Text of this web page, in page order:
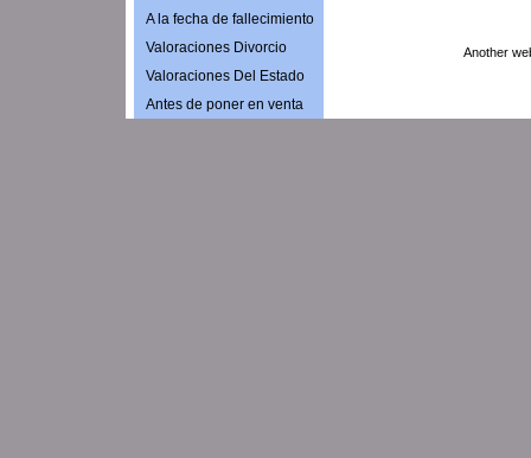
A la fecha de fallecimiento
Valoraciones Divorcio
Valoraciones Del Estado
Antes de poner en venta
Another